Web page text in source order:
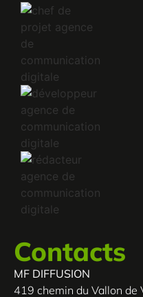
Contacts
MF DIFFUSION
419 chemin du Vallon de